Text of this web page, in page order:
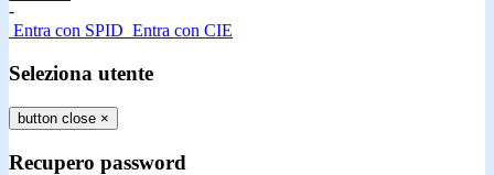
-
Entra con SPID Entra con CIE
Seleziona utente
button close ×
Recupero password